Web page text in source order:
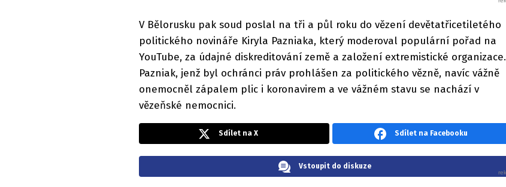
V Bělorusku pak soud poslal na tři a půl roku do vězení devětatřicetiletého
politického novináře Kiryla Pazniaka, který moderoval populární pořad na
YouTube, za údajné diskreditování země a založení extremistické organizace.
Pazniak, jenž byl ochránci práv prohlášen za politického vězně, navíc vážně
onemocněl zápalem plic i koronavirem a ve vážném stavu se nachází v
vězeňské nemocnici.
Sdílet na X Sdílet na Facebooku
Vstoupit do diskuze